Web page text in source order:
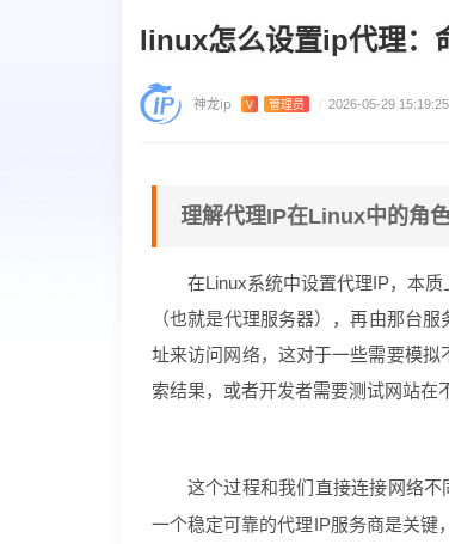
linux怎么设置ip代理：
神龙ip V 管理员 / 2026-05-29 15:19:25
理解代理IP在Linux中的角
在Linux系统中设置代理IP，本
（也就是代理服务器），再由那台
址来访问网络，这对于一些需要模
索结果，或者开发者需要测试网站在
这个过程和我们直接连接网络
一个稳定可靠的代理IP服务商是关键